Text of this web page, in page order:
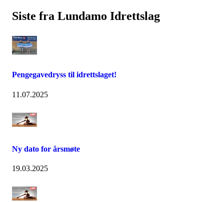
Siste fra Lundamo Idrettslag
Pengegavedryss til idrettslaget!
11.07.2025
Ny dato for årsmøte
19.03.2025